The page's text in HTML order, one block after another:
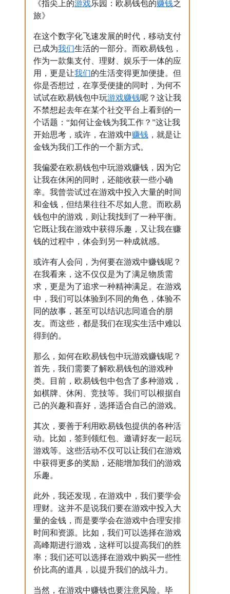
《指尖上的游戏乐园：欧易钱包的赚钱之
旅》
在这个数字化飞速发展的时代，移动支付
已成为我们生活的一部分。而欧易钱包，
作为一款集支付、理财、娱乐于一体的应
用，更是让我们的生活变得更加便捷。但
你是否想过，在享受便捷的同时，为何不
试试在欧易钱包中玩游戏赚钱呢？这让我
不禁想起去年在某个社交平台上看到的一
个话题：“如何让金钱为我工作？”这让我
开始思考，或许，在游戏中赚钱 ，就是让
金钱为我们工作的一个新方式。
我偏爱在欧易钱包中玩游戏赚钱，因为它
让我在休闲的同时，还能收获一些小确
幸。我曾尝试过在游戏中投入大量的时间
和金钱，但结果往往不尽如人意。而欧易
钱包中的游戏，则让我找到了一种平衡。
它既让我在游戏中获得乐趣，又让我在赚
钱的过程中，体会到另一种成就感。
或许有人会问，为何要在游戏中赚钱呢？
在我看来，这不仅仅是为了满足物质需
求，更是为了追求一种精神满足。在游戏
中，我们可以体验到不同的角色，体验不
同的故事，甚至可以结识志同道合的朋
友。而这些，都是我们在现实生活中难以
得到的。
那么，如何在欧易钱包中玩游戏赚钱呢？
首先，我们需要了解欧易钱包的游戏种
类。目前，欧易钱包中包含了多种游戏，
如棋牌、休闲、竞技等。我们可以根据自
己的兴趣和喜好，选择适合自己的游戏。
其次，要善于利用欧易钱包提供的各种活
动。比如，签到领红包、邀请好友一起玩
游戏等。这些活动不仅可以让我们在游戏
中获得更多的奖励，还能增加我们的游戏
乐趣。
此外，我还发现，在游戏中，我们要学会
理财。这并不是说我们要在游戏中投入大
量的金钱，而是要学会在游戏中合理安排
时间和资源。比如，我们可以选择在游戏
高峰期进行游戏，这样可以提高我们的胜
率；我们还可以选择在游戏中购买一些性
价比高的道具，以提升我们的战斗力。
当然，在游戏中赚钱也要注意风险。毕